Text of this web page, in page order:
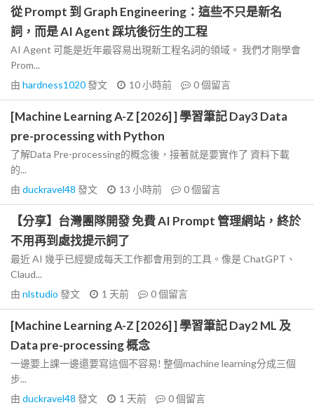
從 Prompt 到 Graph Engineering：這些不只是新名
詞，而是 AI Agent 踩坑後衍生的工程
AI Agent 可能是近年最容易出現新工程名詞的領域。 我們才剛學會
Prom...
由 hardness1020發文 10 小時前 0個留言
[Machine Learning A-Z [2026] ] 學習筆記 Day3 Data
pre-processing with Python
了解Data Pre-processing的概念後，接著就是要實作了 資料下載
的...
由 duckravel48 發文 13 小時前 0個留言
【分享】台灣團隊開發 免費 AI Prompt 管理網站，終於
不用再到處找提示詞了
最近 AI 幾乎已經變成每天工作都會用到的工具。像是 ChatGPT、
Claud...
由 nlstudio 發文 1 天前 0個留言
[Machine Learning A-Z [2026] ] 學習筆記 Day2 ML 及
Data pre-processing 概念
一邊要上課一邊還要寫這個不容易! 整個machine learning分成三個
步...
由 duckravel48 發文 1 天前 0個留言